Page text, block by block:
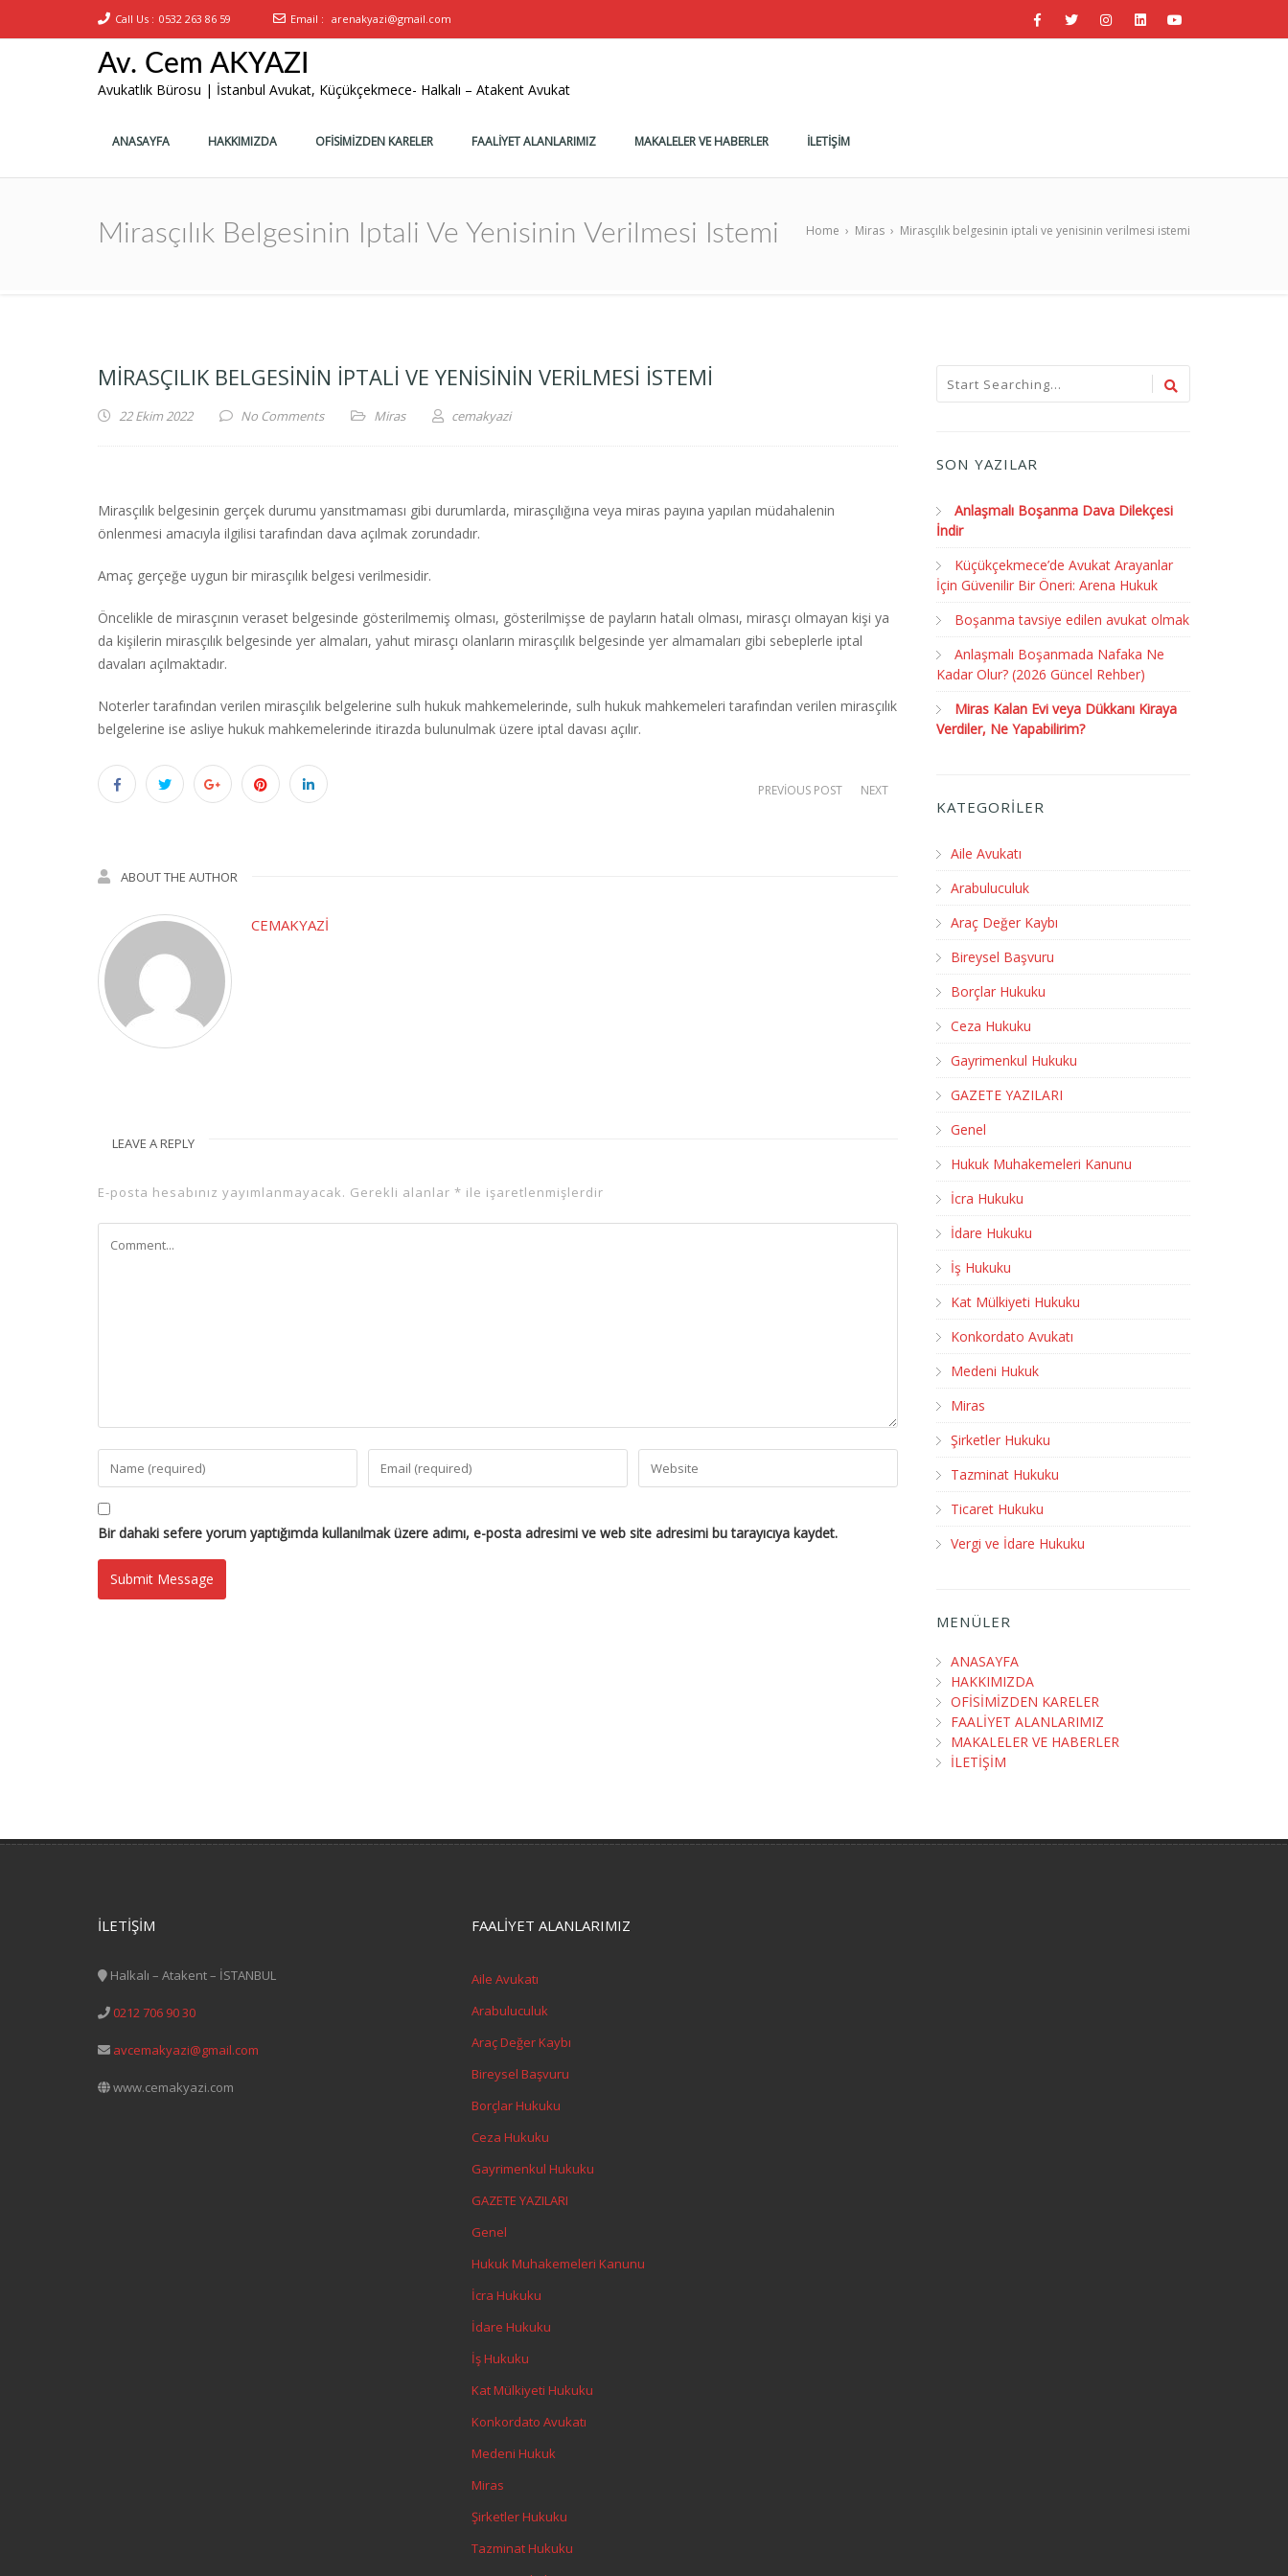
Call Us : 0532 263 86 59 Email : arenakyazi@gmail.com
Av. Cem AKYAZI
Avukatlık Bürosu | İstanbul Avukat, Küçükçekmece- Halkalı – Atakent Avukat
ANASAYFA HAKKIMIZDA OFİSİMİZDEN KARELER FAALİYET ALANLARIMIZ MAKALELER VE HABERLER İLETİŞİM
Mirasçılık Belgesinin Iptali Ve Yenisinin Verilmesi Istemi Home › Miras › Mirasçılık belgesinin iptali ve yenisinin verilmesi istemi
MIRASÇILIK BELGESININ IPTALI VE YENISININ VERILMESI ISTEMI
22 Ekim 2022 No Comments Miras cemakyazi
Mirasçılık belgesinin gerçek durumu yansıtmaması gibi durumlarda, mirasçılığına veya miras payına yapılan müdahalenin
önlenmesi amacıyla ilgilisi tarafından dava açılmak zorundadır.
Amaç gerçeğe uygun bir mirasçılık belgesi verilmesidir.
Öncelikle de mirasçının veraset belgesinde gösterilmemiş olması, gösterilmişse de payların hatalı olması, mirasçı olmayan kişi ya
da kişilerin mirasçılık belgesinde yer almaları, yahut mirasçı olanların mirasçılık belgesinde yer almamaları gibi sebeplerle iptal
davaları açılmaktadır.
Noterler tarafından verilen mirasçılık belgelerine sulh hukuk mahkemelerinde, sulh hukuk mahkemeleri tarafından verilen mirasçılık
belgelerine ise asliye hukuk mahkemelerinde itirazda bulunulmak üzere iptal davası açılır.
PREVIOUS POST NEXT
ABOUT THE AUTHOR
CEMAKYAZI
LEAVE A REPLY
E-posta hesabınız yayımlanmayacak. Gerekli alanlar * ile işaretlenmişlerdir
Bir dahaki sefere yorum yaptığımda kullanılmak üzere adımı, e-posta adresimi ve web site adresimi bu tarayıcıya kaydet.
SON YAZILAR
Anlaşmalı Boşanma Dava Dilekçesi
İndir
Küçükçekmece’de Avukat Arayanlar
İçin Güvenilir Bir Öneri: Arena Hukuk
Boşanma tavsiye edilen avukat olmak
Anlaşmalı Boşanmada Nafaka Ne
Kadar Olur? (2026 Güncel Rehber)
Miras Kalan Evi veya Dükkanı Kiraya
Verdiler, Ne Yapabilirim?
KATEGORİLER
Aile Avukatı
Arabuluculuk
Araç Değer Kaybı
Bireysel Başvuru
Borçlar Hukuku
Ceza Hukuku
Gayrimenkul Hukuku
GAZETE YAZILARI
Genel
Hukuk Muhakemeleri Kanunu
İcra Hukuku
İdare Hukuku
İş Hukuku
Kat Mülkiyeti Hukuku
Konkordato Avukatı
Medeni Hukuk
Miras
Şirketler Hukuku
Tazminat Hukuku
Ticaret Hukuku
Vergi ve İdare Hukuku
MENÜLER
ANASAYFA
HAKKIMIZDA
OFİSİMİZDEN KARELER
FAALİYET ALANLARIMIZ
MAKALELER VE HABERLER
İLETİŞİM
İLETİŞİM
Halkalı – Atakent – İSTANBUL
0212 706 90 30
avcemakyazi@gmail.com
www.cemakyazi.com
FAALİYET ALANLARIMIZ
Aile Avukatı
Arabuluculuk
Araç Değer Kaybı
Bireysel Başvuru
Borçlar Hukuku
Ceza Hukuku
Gayrimenkul Hukuku
GAZETE YAZILARI
Genel
Hukuk Muhakemeleri Kanunu
İcra Hukuku
İdare Hukuku
İş Hukuku
Kat Mülkiyeti Hukuku
Konkordato Avukatı
Medeni Hukuk
Miras
Şirketler Hukuku
Tazminat Hukuku